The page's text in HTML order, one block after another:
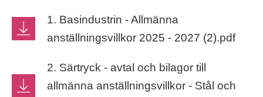
1. Basindustrin - Allmänna
anställningsvillkor 2025 - 2027 (2).pdf
2. Särtryck - avtal och bilagor till
allmänna anställningsvillkor - Stål och